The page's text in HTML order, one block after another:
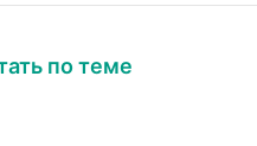
по теме